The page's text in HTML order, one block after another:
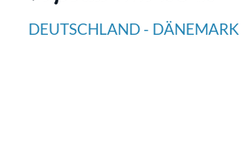
DEUTSCHLAND - DÄNEMARK